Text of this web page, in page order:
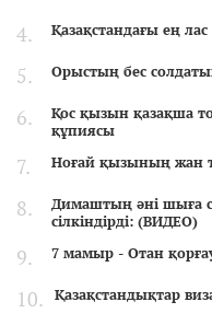
Қазақстандағы ең
Орыстың бес
Қос қызын қазақша
құпиясы
Ноғай қызының жан
Димаштың әні шыға
сілкіндірді: (ВИДЕО)
7 мамыр - Отан
Қазақстандықтар